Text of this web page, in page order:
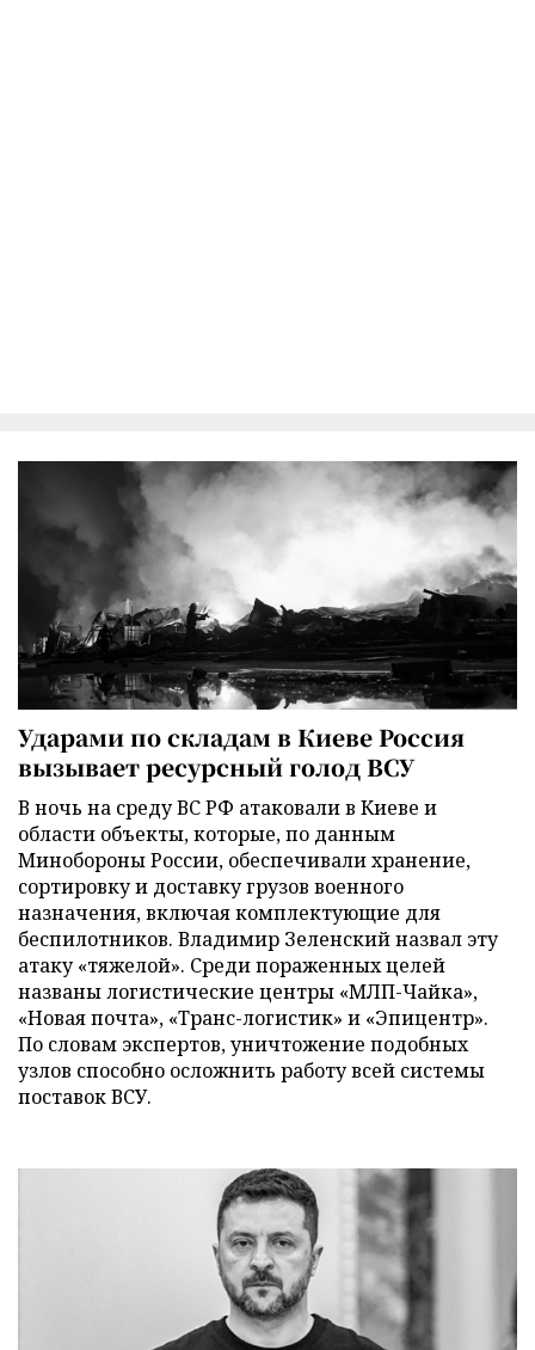
Ударами по складам в Киеве Россия
вызывает ресурсный голод ВСУ
В ночь на среду ВС РФ атаковали в Киеве и
области объекты, которые, по данным
Минобороны России, обеспечивали хранение,
сортировку и доставку грузов военного
назначения, включая комплектующие для
беспилотников. Владимир Зеленский назвал эту
атаку «тяжелой». Среди пораженных целей
названы логистические центры «МЛП-Чайка»,
«Новая почта», «Транс-логистик» и «Эпицентр».
По словам экспертов, уничтожение подобных
узлов способно осложнить работу всей системы
поставок ВСУ.